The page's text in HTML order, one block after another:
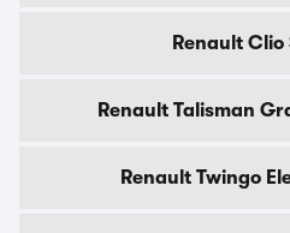
Renault
Renault Talisman
Renault Twingo